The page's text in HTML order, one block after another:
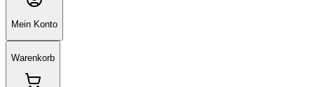
Mein Konto
Warenkorb